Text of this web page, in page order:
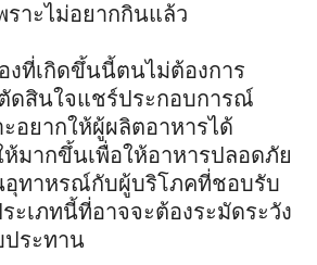
ราะไม่อยากกินแล้ว
งที่เกิดขึ้นนี้ตนไม่ต้องการ
ดสินใจแชร์ประกอบการณ์
อยากให้ผู้ผลิตอาหารได้
ห้มากขึ้นเพื่อให้อาหารปลอดภัย
อุทาหรณ์กับผู้บริโภคที่ชอบรับ
ะเภทนี้ที่อาจจะต้องระมัดระวัง
ระทาน